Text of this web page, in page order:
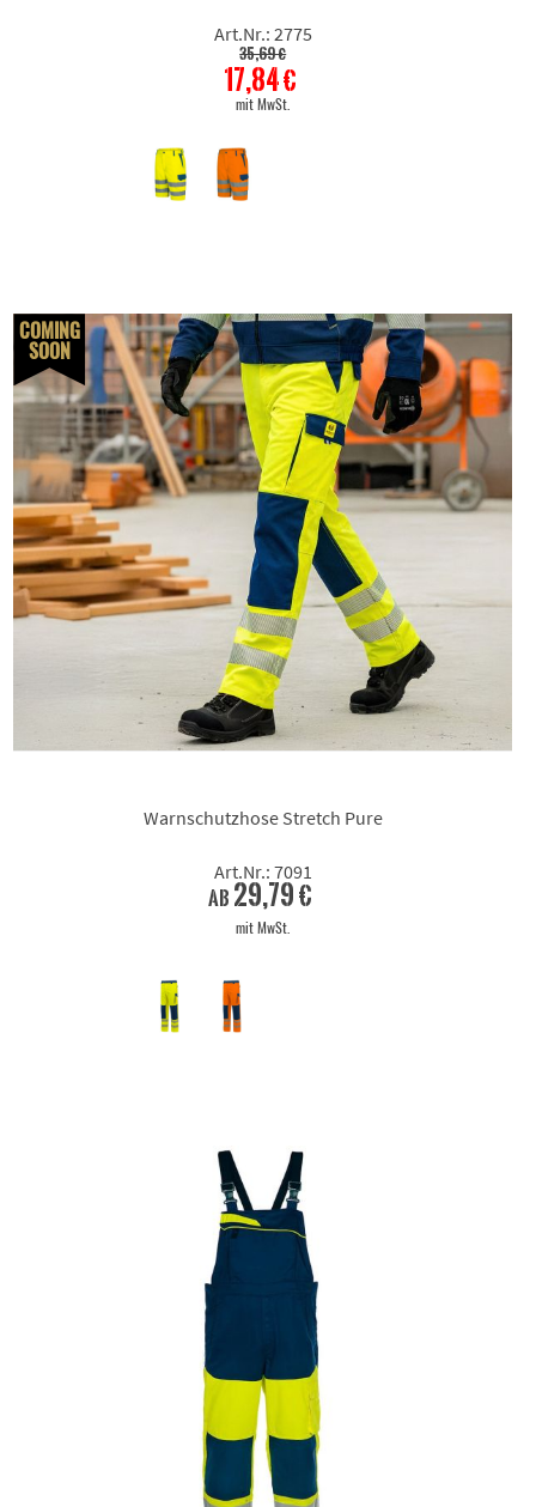
Art.Nr.: 2775
35,69 €
17,84 €
mit MwSt.
COMING
SOON
Warnschutzhose Stretch Pure
Art.Nr.: 7091
ab 29,79 €
mit MwSt.